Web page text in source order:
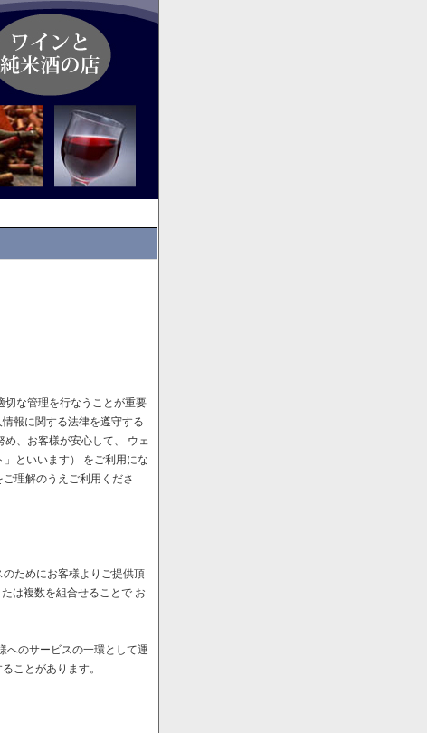
切な管理を行なうことが重要
報に関する法律を遵守する
、お客様が安心して、 ウェ
といいます） をご利用にな
理解のうえご利用くださ
ためにお客様よりご提供頂
は複数を組合せることで お
へのサービスの一環として運
ことがあります。